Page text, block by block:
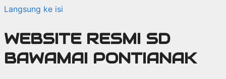
Langsung ke isi
WEBSITE RESMI SD
BAWAMAI PONTIANAK